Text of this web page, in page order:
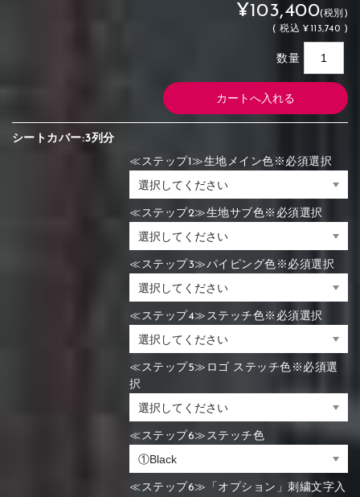
¥103,400(税別)
(税込 ¥113,740 )
数量
シートカバー:3列分
≪ステップ1≫生地メイン色※必須選択
≪ステップ2≫生地サブ色※必須選択
≪ステップ3≫パイピング色※必須選択
≪ステップ4≫ステッチ色※必須選択
≪ステップ5≫ロゴ ステッチ色※必須選
択
≪ステップ6≫ステッチ色
≪ステップ6≫「オプション」刺繍文字入